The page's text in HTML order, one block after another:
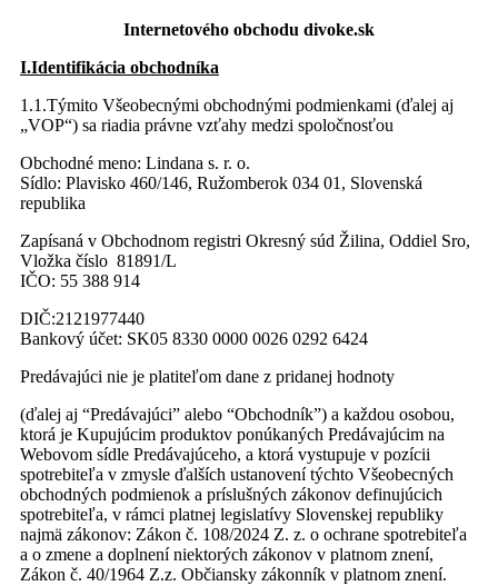
Internetového obchodu divoke.sk
I.Identifikácia obchodníka
1.1.Týmito Všeobecnými obchodnými podmienkami (ďalej aj
„VOP“) sa riadia právne vzťahy medzi spoločnosťou
Obchodné meno: Lindana s. r. o.
Sídlo: Plavisko 460/146, Ružomberok 034 01, Slovenská
republika
Zapísaná v Obchodnom registri Okresný súd Žilina, Oddiel Sro,
Vložka číslo 81891/L
IČO: 55 388 914
DIČ:2121977440
Bankový účet: SK05 8330 0000 0026 0292 6424
Predávajúci nie je platiteľom dane z pridanej hodnoty
(ďalej aj “Predávajúci” alebo “Obchodník”) a každou osobou,
ktorá je Kupujúcim produktov ponúkaných Predávajúcim na
Webovom sídle Predávajúceho, a ktorá vystupuje v pozícii
spotrebiteľa v zmysle ďalších ustanovení týchto Všeobecných
obchodných podmienok a príslušných zákonov definujúcich
spotrebiteľa, v rámci platnej legislatívy Slovenskej republiky
najmä zákonov: Zákon č. 108/2024 Z. z. o ochrane spotrebiteľa
a o zmene a doplnení niektorých zákonov v platnom znení,
Zákon č. 40/1964 Z.z. Občiansky zákonník v platnom znení.